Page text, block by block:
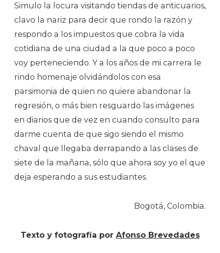
Simulo la locura visitando tiendas de anticuarios,
clavo la nariz para decir que rondo la razón y
respondo a los impuestos que cobra la vida
cotidiana de una ciudad a la que poco a poco
voy perteneciendo. Y a los años de mi carrera le
rindo homenaje olvidándolos con esa
parsimonia de quien no quiere abandonar la
regresión, o más bien resguardo las imágenes
en diarios que de vez en cuando consulto para
darme cuenta de que sigo siendo el mismo
chaval que llegaba derrapando a las clases de
siete de la mañana, sólo que ahora soy yo el que
deja esperando a sus estudiantes.
Bogotá, Colombia.
Texto y fotografía por Afonso Brevedades